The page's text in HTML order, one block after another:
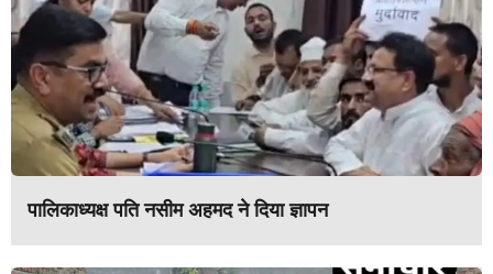
पालिकाध्यक्ष पति नसीम अहमद ने दिया ज्ञापन